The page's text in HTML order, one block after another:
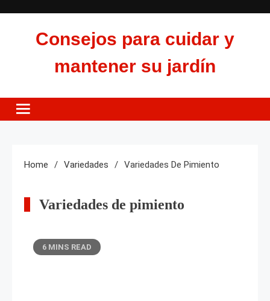
Consejos para cuidar y
mantener su jardín
Home Variedades Variedades De Pimiento
Variedades de pimiento
6 MINS READ